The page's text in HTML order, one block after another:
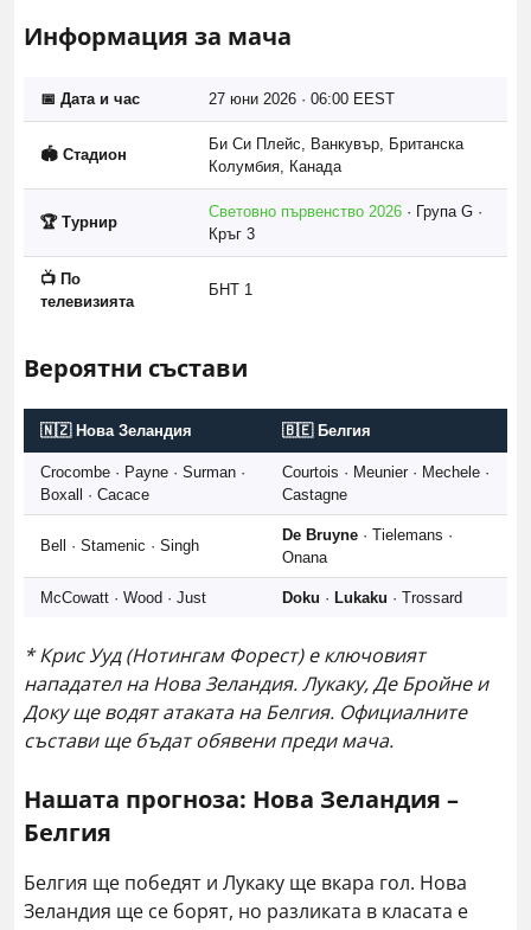
Информация за мача
📅 Дата и час 27 юни 2026 · 06:00 EEST
🏟️ Стадион
Би Си Плейс, Ванкувър, Британска
Колумбия, Канада
🏆 Турнир
Световно първенство 2026 · Група G ·
Кръг 3
📺 По
телевизията
БНТ 1
Вероятни състави
🇳🇿 Нова Зеландия 🇧🇪 Белгия
Crocombe · Payne · Surman ·
Boxall · Cacace
Courtois · Meunier · Mechele ·
Castagne
Bell · Stamenic · Singh
De Bruyne · Tielemans ·
Onana
McCowatt · Wood · Just Doku · Lukaku · Trossard
* Крис Ууд (Нотингам Форест) е ключовият
нападател на Нова Зеландия. Лукаку, Де Брoйне и
Доку ще водят атаката на Белгия. Официалните
състави ще бъдат обявени преди мача.
Нашата прогноза: Нова Зеландия –
Белгия
Белгия ще победят и Лукаку ще вкара гол. Нова
Зеландия ще се борят, но разликата в класата е